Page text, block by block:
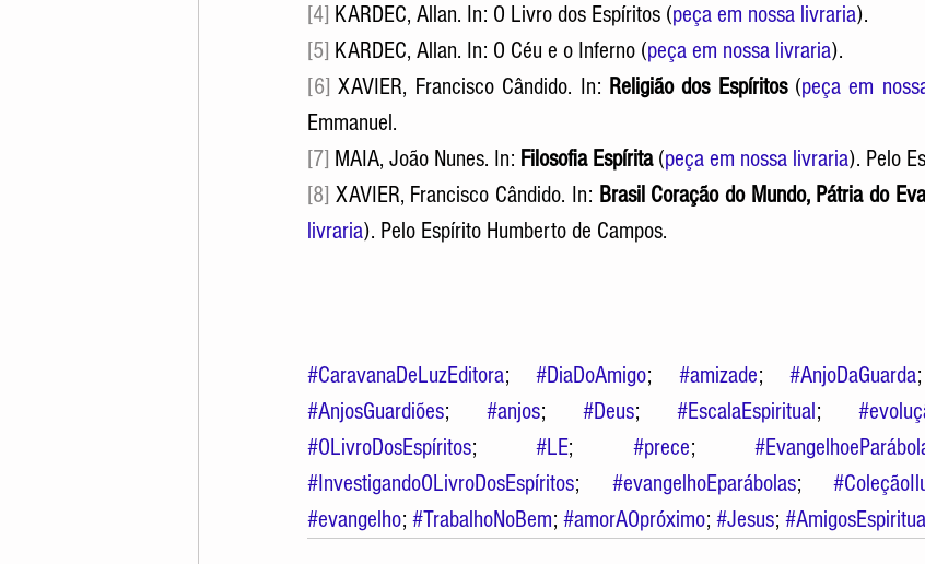
[4] KARDEC, Allan. In: O Livro dos Espíritos (peça em nossa livraria).
[5] KARDEC, Allan. In: O Céu e o Inferno (peça em nossa livraria).
[6] XAVIER, Francisco Cândido. In: Religião dos Espíritos (peça em
Emmanuel.
[7] MAIA, João Nunes. In: Filosofia Espírita (peça em nossa livraria). Pelo
[8] XAVIER, Francisco Cândido. In: Brasil Coração do Mundo, Pátria do
livraria). Pelo Espírito Humberto de Campos.
#CaravanaDeLuzEditora; #DiaDoAmigo; #amizade; #AnjoDaGuarda
#AnjosGuardiões; #anjos; #Deus; #EscalaEspiritual;
#OLivroDosEspíritos; #LE; #prece;
#InvestigandoOLivroDosEspíritos; #evangelhoEparábolas;
#evangelho; #TrabalhoNoBem; #amorAOpróximo; #Jesus;